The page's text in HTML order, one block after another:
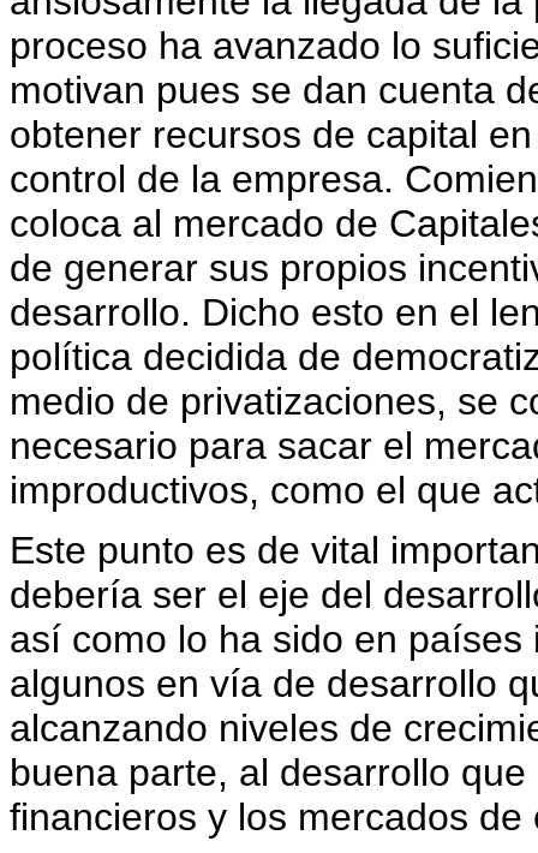
proceso ha avanzado lo
motivan pues se dan cuenta
obtener recursos de capital
control de la empresa.
coloca al mercado de
de generar sus propios
desarrollo. Dicho esto en el
política decidida de
medio de privatizaciones, se
necesario para sacar el
improductivos, como el que
Este punto es de vital
debería ser el eje del
así como lo ha sido en
algunos en vía de desarrollo
alcanzando niveles de
buena parte, al desarrollo
financieros y los mercados de